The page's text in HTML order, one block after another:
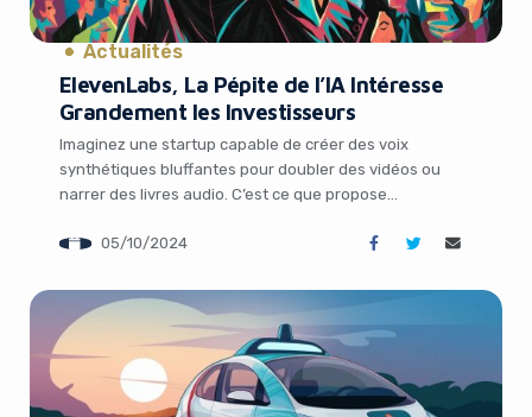
Actualités
ElevenLabs, La Pépite de l’IA Intéresse
Grandement les Investisseurs
Imaginez une startup capable de créer des voix
synthétiques bluffantes pour doubler des vidéos ou
narrer des livres audio. C’est ce que propose
qui attire l’attention de nombreux investisseurs, prêts à
du dossier, ElevenLabs pourrait bientôt boucler un […]
05/10/2024